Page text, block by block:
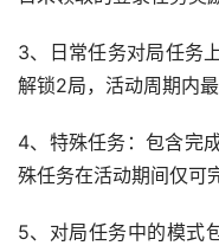
3、日常任务对局任务
解锁2局，活动周期内最
4、特殊任务：包含完
殊任务在活动期间仅可
5、对局任务中的模式